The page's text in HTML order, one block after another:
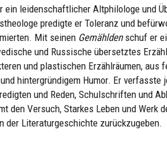
ein leidenschaftlicher Altphilologe und
predigte er Toleranz und
Mit seinen Gemähldenschuf er
und Russische übersetztes
und plastischen Erzählräumen,
hintergründigem Humor. Er verfasste
und Reden, Schulschriften und
den Versuch, Starkes Leben und Werk
der Literaturgeschichte zurückzugeben.